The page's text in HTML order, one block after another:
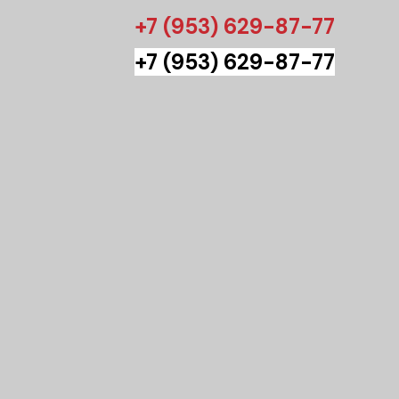
+7 (953) 629-87-77
+7 (953) 629-87-77